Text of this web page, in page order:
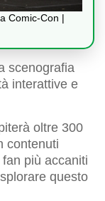
Comic-Con |
scenografia
interattive e
oltre 300
contenuti
più accaniti
questo